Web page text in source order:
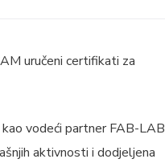
uručeni certifikati za
vodeći partner FAB-LAB
aktivnosti i dodjeljena